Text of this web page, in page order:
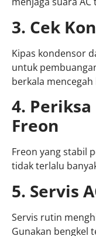
3. Cek
Kipas kondensor
untuk
berkala
4.
Freon
Freon yang stabil
tidak terlalu
5. Servis
Servis rutin
Gunakan bengkel